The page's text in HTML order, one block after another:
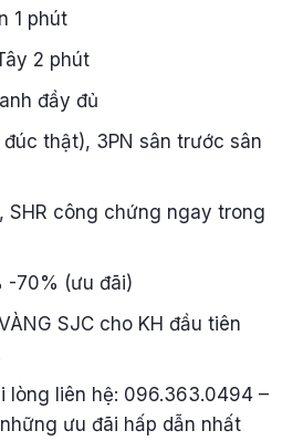
1 phút
2 phút
đầy đủ
đúc thật), 3PN sân trước sân
SHR công chứng ngay trong
-70% (ưu đãi)
SJC cho KH đầu tiên
lòng liên hệ: 096.363.0494 –
ưu đãi hấp dẫn nhất